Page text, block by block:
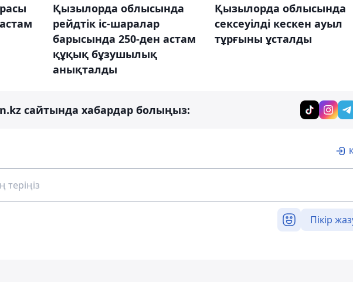
Қызылорда облысында
рейдтік іс-шаралар
барысында 250-ден астам
құқық бұзушылық
анықталды
Қызылорда облысында
сексеуілді кескен ауыл
тұрғыны ұсталды
сайтында хабардар болыңыз:
Пікір